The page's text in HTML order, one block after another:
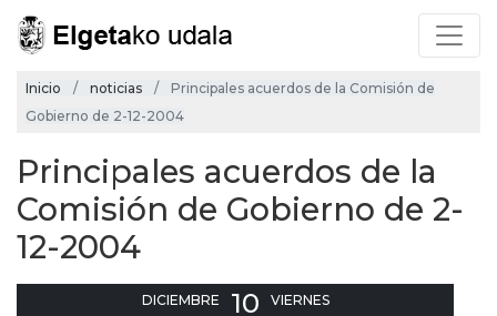
Inicio noticias
Principales acuerdos de la Comisión de
Gobierno de 2-12-2004
Principales acuerdos de la
Comisión de Gobierno de 2-
12-2004
DICIEMBRE 10 VIERNES